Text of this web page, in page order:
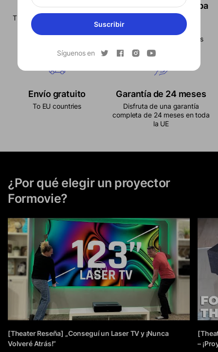
Suscribir
Síguenos en
Seguro y protegido
Tienda oficial y pago seguro
Disfruta de una prueba
de 14 días
Devoluciones sin
preocupaciones en 14 días
Envío gratuito
To EU countries
Garantía de 24 meses
Disfruta de una garantía
completa de 24 meses en toda
la UE
¿Por qué elegir un proyector
Formovie?
[Theater Reseña] „Conseguí un Laser TV y ¡Nunca
Volveré Atrás!“
–